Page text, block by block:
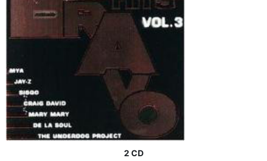
2 CD